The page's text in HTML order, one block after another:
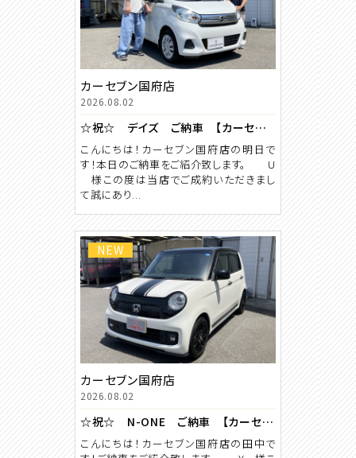
カーセブン国府店
2026.08.02
☆祝☆ デイズ ご納車 【カーセブン国府店】
こんにちは！カーセブン国府店の明日で
す！本日のご納車をご紹介致します。 U
様この度は当店でご成約いただきまし
て誠にあり...
NEW
カーセブン国府店
2026.08.02
☆祝☆ N-ONE ご納車 【カーセブン国府店】
こんにちは！カーセブン国府店の田中で